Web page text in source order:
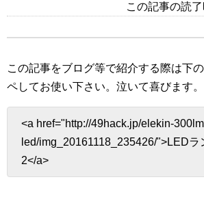
この記事の読
この記事をブログ等で紹介する際は下
ペしてお使い下さい。 泣いて喜びます。
<a href="http://49hack.jp/elekin-
led/img_20161118_235426/">LEDラ
2</a>